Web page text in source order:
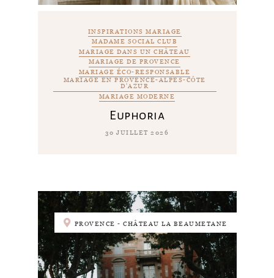
INSPIRATIONS MARIAGE
MADAME SOCIAL CLUB
MARIAGE DANS UN CHÂTEAU
MARIAGE DE PROVENCE
MARIAGE ÉCO-RESPONSABLE
MARIAGE EN PROVENCE-ALPES-CÔTE
D'AZUR
MARIAGE MODERNE
Euphoria
30 JUILLET 2026
PROVENCE - CHÂTEAU LA BEAUMETANE